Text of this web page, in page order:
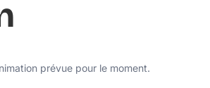
prévue pour le moment.